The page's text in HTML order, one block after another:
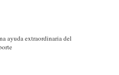
ayuda extraordinaria del